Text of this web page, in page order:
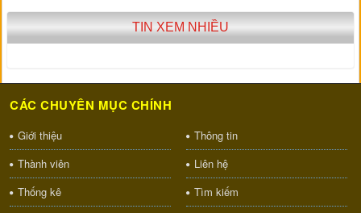
TIN XEM NHIỀU
CÁC CHUYÊN MỤC CHÍNH
Giới thiệu
Thông tin
Thành viên
Liên hệ
Thống kê
Tìm kiếm